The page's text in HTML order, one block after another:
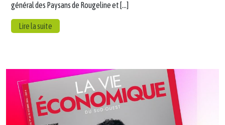
général des Paysans de Rougeline et […]
Lire la suite